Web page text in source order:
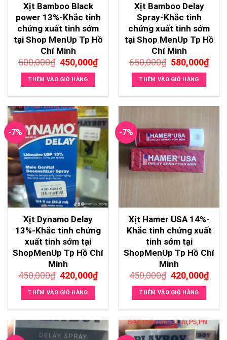
Xịt Bamboo Black
power 13%-Khắc tinh
chứng xuất tinh sớm
tại Shop MenUp Tp Hồ
Chí Minh
500,000₫ Giá
gốc
là:
500,000₫.
450,000₫Giá
450,000₫.
THÊM VÀO GIỎ HÀNG
Xịt Bamboo Delay
Spray-Khắc tinh
chứng xuất tinh sớm
tại Shop MenUp Tp Hồ
Chí Minh
650,000₫ Giá
gốc
là:
650,000₫.
580,000₫Giá
THÊM VÀO GIỎ HÀNG
-7%
Xịt Dynamo Delay
13%-Khắc tinh chứng
xuất tinh sớm tại
ShopMenUp Tp Hồ Chí
Minh
450,000₫ Giá
gốc
là:
450,000₫.
420,000₫Giá
420,000₫.
THÊM VÀO GIỎ HÀNG
-7%
Xịt Hamer USA 14%-
Khắc tinh chứng xuất
tinh sớm tại
ShopMenUp Tp Hồ Chí
Minh
450,000₫ Giá
gốc
là:
450,000₫.
420,000₫Giá
THÊM VÀO GIỎ HÀNG